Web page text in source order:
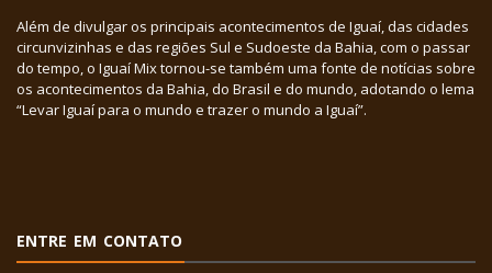
Além de divulgar os principais acontecimentos de Iguaí, das cidades
circunvizinhas e das regiões Sul e Sudoeste da Bahia, com o passar
do tempo, o Iguaí Mix tornou-se também uma fonte de notícias sobre
os acontecimentos da Bahia, do Brasil e do mundo, adotando o lema
“Levar Iguaí para o mundo e trazer o mundo a Iguaí”.
ENTRE EM CONTATO